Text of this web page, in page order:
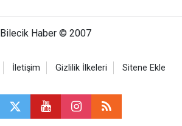
Bilecik Haber © 2007
İletişim Gizlilik İlkeleri Sitene Ekle